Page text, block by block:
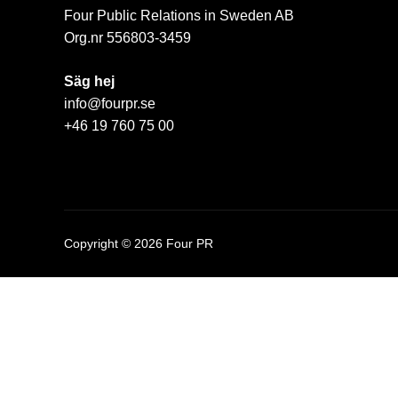
Four Public Relations in Sweden AB
Org.nr 556803-3459
Säg hej
info@fourpr.se
+46 19 760 75 00
Copyright © 2026 Four PR